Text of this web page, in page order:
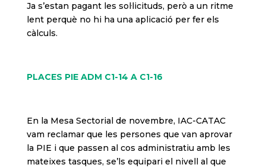
Ja s’estan pagant les sol·licituds, però a un ritme
lent perquè no hi ha una aplicació per fer els
càlculs.
PLACES PIE ADM C1-14 A C1-16
En la Mesa Sectorial de novembre, IAC-CATAC
vam reclamar que les persones que van aprovar
la PIE i que passen al cos administratiu amb les
mateixes tasques, se’ls equipari el nivell al que